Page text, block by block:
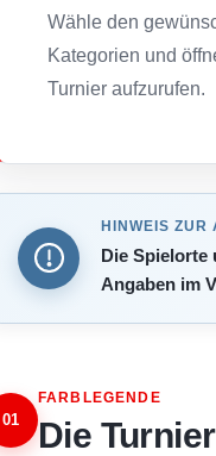
Wähle den
Kategorien und
Turnier aufzurufen.
HINWEIS ZUR
Die Spielorte
Angaben im
01
FARBLEGENDE
Die